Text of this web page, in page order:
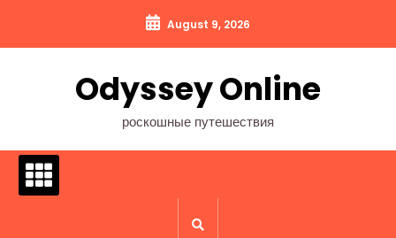
содержимому
August 9, 2026
Odyssey Online
роскошные путешествия